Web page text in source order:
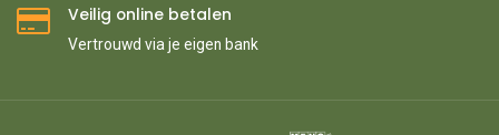
Veilig online betalen
Vertrouwd via je eigen bank